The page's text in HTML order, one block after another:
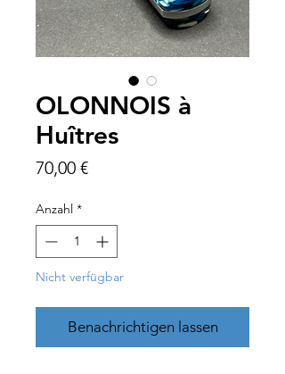
OLONNOIS à
Huîtres
70,00 €Preis
Anzahl *
Nicht verfügbar
Benachrichtigen lassen